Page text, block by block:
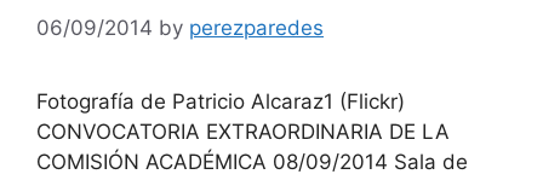
06/09/2014 by perezparedes
Fotografía de Patricio Alcaraz1 (Flickr)
CONVOCATORIA EXTRAORDINARIA DE LA
COMISIÓN ACADÉMICA 08/09/2014 Sala de